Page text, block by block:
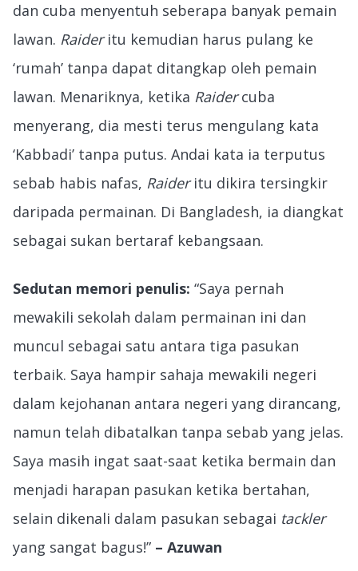
dan cuba menyentuh seberapa banyak pemain
lawan. Raideritu kemudian harus pulang ke
‘rumah’ tanpa dapat ditangkap oleh pemain
lawan. Menariknya, ketika Raidercuba
menyerang, dia mesti terus mengulang kata
‘Kabbadi’ tanpa putus. Andai kata ia terputus
sebab habis nafas, Raideritu dikira tersingkir
daripada permainan. Di Bangladesh, ia diangkat
sebagai sukan bertaraf kebangsaan.
Sedutan memori penulis: “Saya pernah
mewakili sekolah dalam permainan ini dan
muncul sebagai satu antara tiga pasukan
terbaik. Saya hampir sahaja mewakili negeri
dalam kejohanan antara negeri yang dirancang,
namun telah dibatalkan tanpa sebab yang jelas.
Saya masih ingat saat-saat ketika bermain dan
menjadi harapan pasukan ketika bertahan,
selain dikenali dalam pasukan sebagai tackler
yang sangat bagus!” – Azuwan